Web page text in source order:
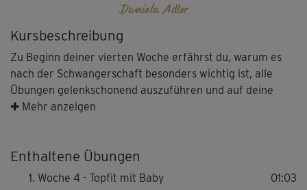
Kursbeschreibung
Zu Beginn deiner vierten Woche erfährst du, warum es
nach der Schwangerschaft besonders wichtig ist, alle
Übungen gelenkschonend auszuführen und auf deine
Bänder zu achten.
✚ Mehr anzeigen
Enthaltene Übungen
Woche 4 - Topfit mit Baby 01:03
Daniela Adler